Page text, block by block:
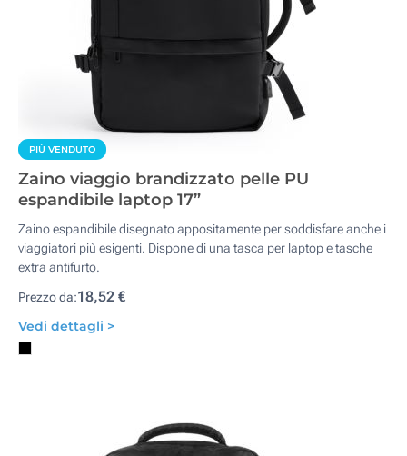
PIÙ VENDUTO
Zaino viaggio brandizzato pelle PU
espandibile laptop 17”
Zaino espandibile disegnato appositamente per soddisfare anche i
viaggiatori più esigenti. Dispone di una tasca per laptop e tasche
extra antifurto.
Prezzo da:18,52 €
Vedi dettagli >